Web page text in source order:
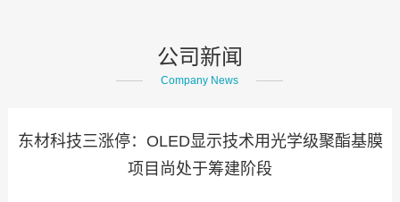
公司新闻
Company News
东材科技三涨停：OLED显示技术用光学级聚酯基膜
项目尚处于筹建阶段